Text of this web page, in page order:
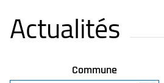
Actualités
Commune